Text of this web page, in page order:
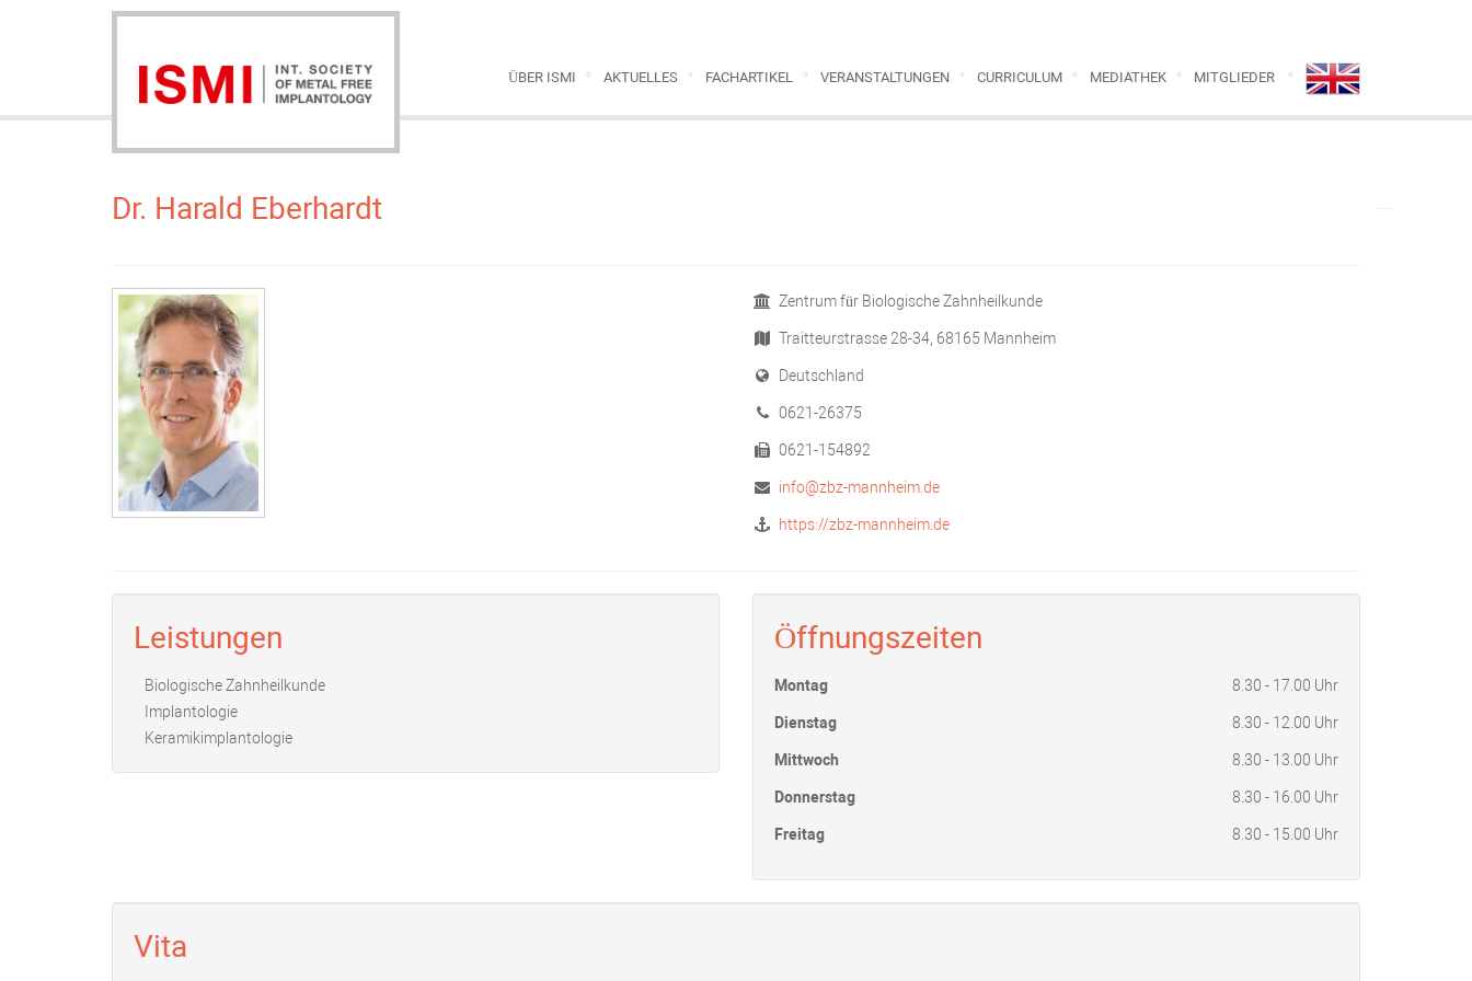
ÜBER ISMI AKTUELLES FACHARTIKEL VERANSTALTUNGEN CURRICULUM MEDIATHEK MITGLIEDER
Dr. Harald Eberhardt
Zentrum für Biologische Zahnheilkunde
Traitteurstrasse 28-34, 68165 Mannheim
Deutschland
0621-26375
0621-154892
info@zbz-mannheim.de
https://zbz-mannheim.de
Leistungen
Biologische Zahnheilkunde
Implantologie
Keramikimplantologie
Öffnungszeiten
Montag 8.30 - 17.00 Uhr
Dienstag 8.30 - 12.00 Uhr
Mittwoch 8.30 - 13.00 Uhr
Donnerstag 8.30 - 16.00 Uhr
Freitag 8.30 - 15.00 Uhr
Vita